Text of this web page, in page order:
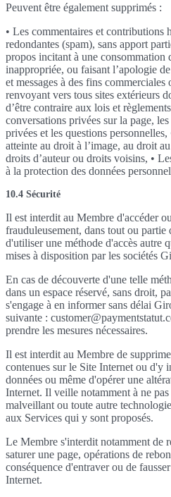
Peuvent être également supprimés :
• Les commentaires et contributions
redondantes (spam), sans apport
propos incitant à une consommation
inappropriée, ou faisant l’apologie
et messages à des fins
renvoyant vers tous sites extérieurs
d’être contraire aux lois et
conversations privées sur la page,
privées et les questions
atteinte au droit à l’image, au droit
droits d’auteur ou droits voisins, •
à la protection des données
10.4 Sécurité
Il est interdit au Membre d'accéder
frauduleusement, dans tout ou
d'utiliser une méthode d'accès autre
mises à disposition par les sociétés
En cas de découverte d'une telle
dans un espace réservé, sans droit,
s'engage à en informer sans délai
suivante :
prendre les mesures nécessaires.
Il est interdit au Membre de
contenues sur le Site Internet ou d'y
données ou même d'opérer une
Internet. Il veille notamment à ne
malveillant ou toute autre
aux Services qui y sont proposés.
Le Membre s'interdit notamment de
saturer une page, opérations de
conséquence d'entraver ou de
Internet.